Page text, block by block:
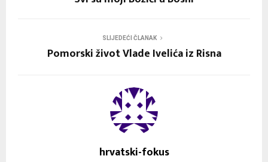
SLIJEDEĆI ČLANAK
Pomorski život Vlade Ivelića iz Risna
hrvatski-fokus